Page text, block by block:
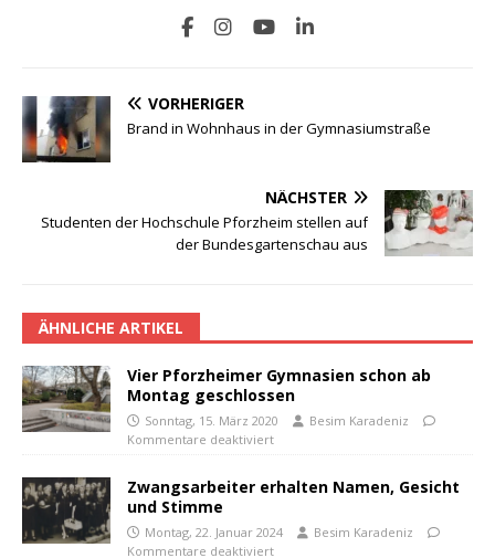
VORHERIGER
Brand in Wohnhaus in der Gymnasiumstraße
NÄCHSTER
Studenten der Hochschule Pforzheim stellen auf
der Bundesgartenschau aus
ÄHNLICHE ARTIKEL
Vier Pforzheimer Gymnasien schon ab
Montag geschlossen
Sonntag, 15. März 2020
Besim Karadeniz
Kommentare deaktiviert
Zwangsarbeiter erhalten Namen, Gesicht
und Stimme
Montag, 22. Januar 2024
Besim Karadeniz
Kommentare deaktiviert